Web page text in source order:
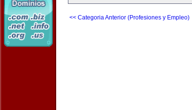
<< Categoria Anterior (Profesiones y Empleo)